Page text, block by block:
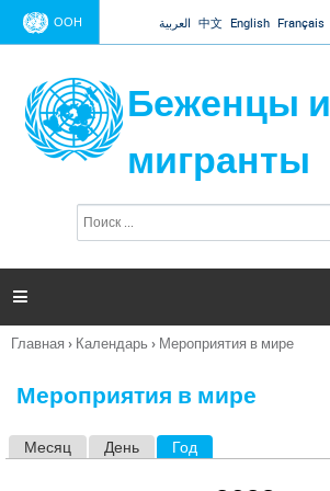
Jump to navigation
ООН العربية 中文 English Français
Беженцы и
мигранты
п
и

Вы
Главная › Календарь › Мероприятия в мире
Мероприятия в мире
Месяц День Год